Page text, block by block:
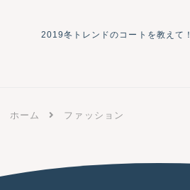
2019冬トレンドのコートを教えて！
ホーム ファッション